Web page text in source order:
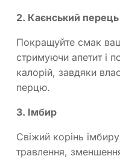
2. Каєнський перець
Покращуйте смак
стримуючи апетит і
калорій, завдяки
перцю.
3. Імбир
Свіжий корінь
травлення,